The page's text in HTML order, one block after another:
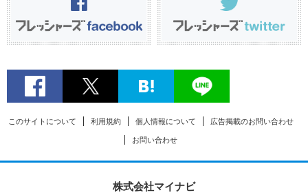
このサイトについて 利用規約 個人情報について 広告掲載のお問い合わせ
お問い合わせ
株式会社マイナビ